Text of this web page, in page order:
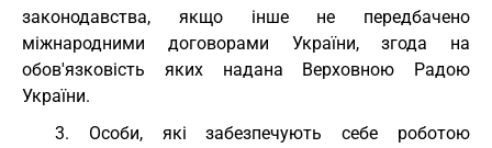
законодавства, якщо інше не передбачено
міжнародними договорами України, згода на
обов'язковість яких надана Верховною Радою
України.
3. Особи, які забезпечують себе роботою